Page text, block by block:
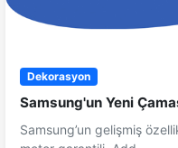
Dekorasyon
Samsung'un Yeni
Samsung’un gelişmiş